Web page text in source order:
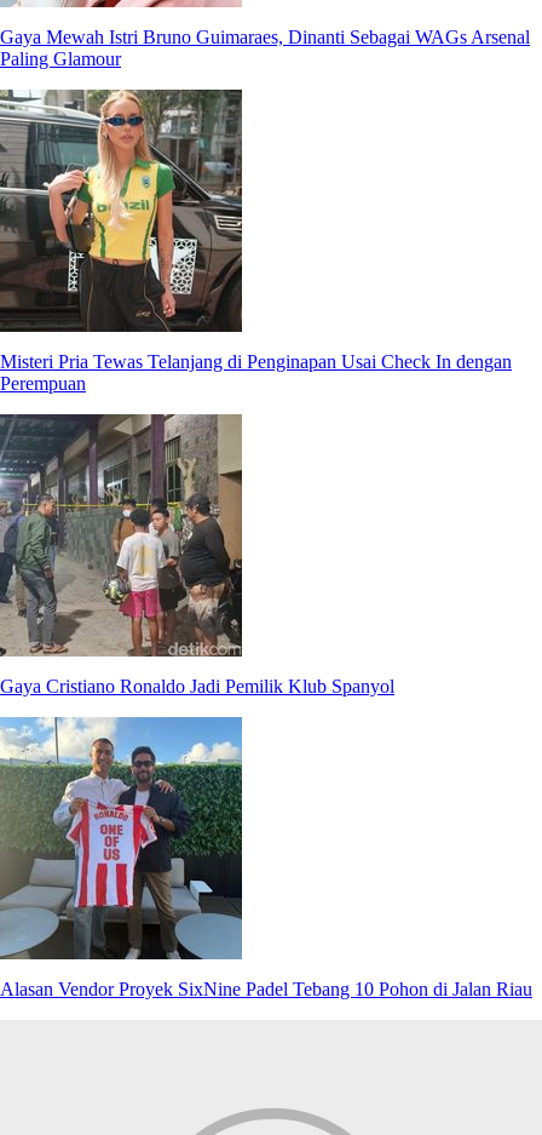
Gaya Mewah Istri Bruno Guimaraes, Dinanti Sebagai WAGs Arsenal
Paling Glamour
Misteri Pria Tewas Telanjang di Penginapan Usai Check In dengan
Perempuan
Gaya Cristiano Ronaldo Jadi Pemilik Klub Spanyol
Alasan Vendor Proyek SixNine Padel Tebang 10 Pohon di Jalan Riau